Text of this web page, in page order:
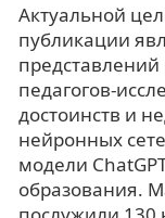
Актуальной
публикации
педагогов-
достоинств и
нейронных
модели
образования.